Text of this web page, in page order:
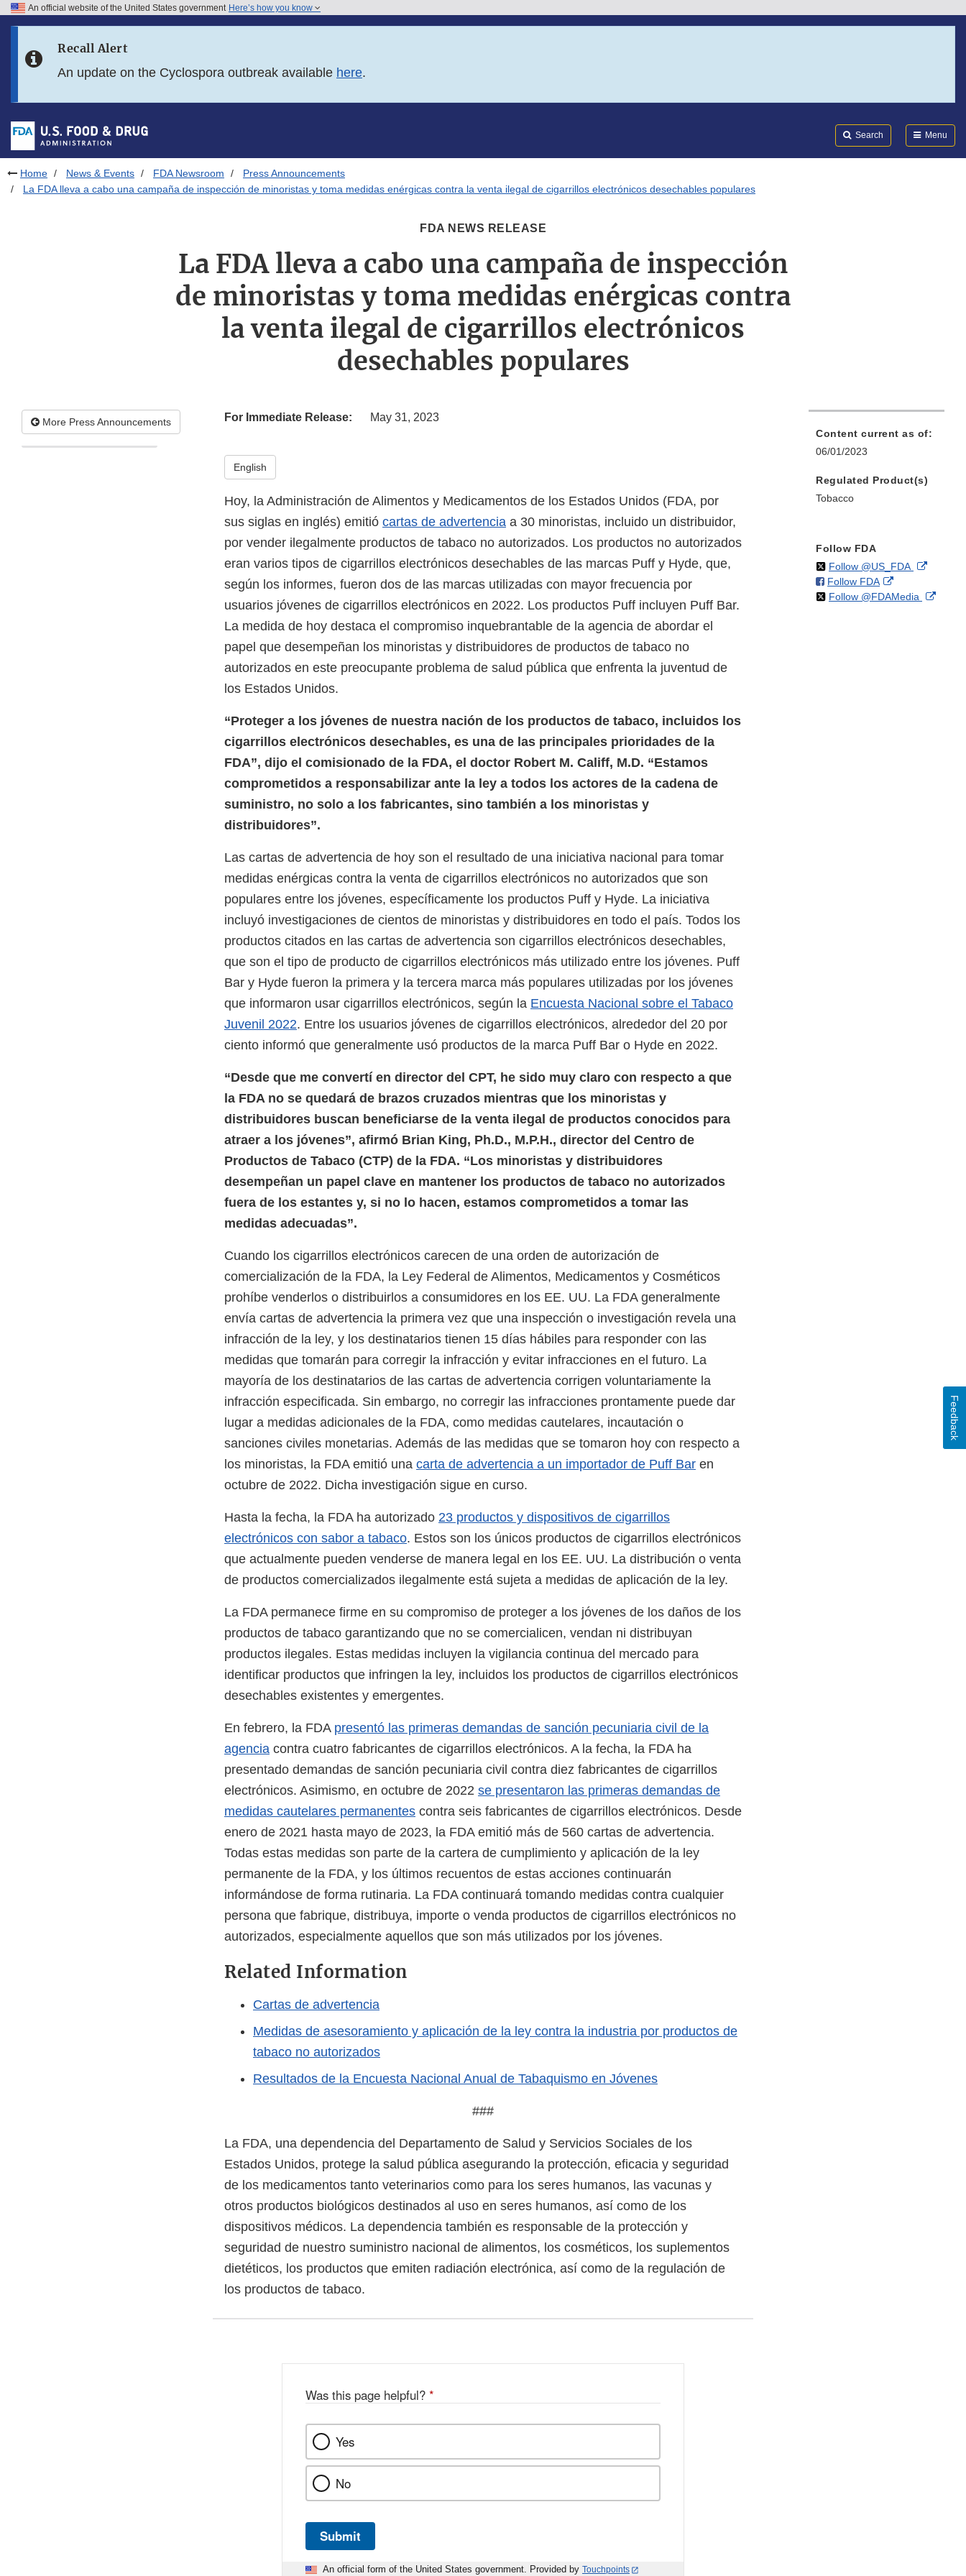
Skip to FDA Search
Skip to footer links
An official website of the United States government Here’s how you know
Recall Alert
An update on the Cyclospora outbreak available here.
Search Menu
Home News & Events FDA Newsroom
Press Announcements
La FDA lleva a cabo una campaña de inspección de minoristas y toma medidas enérgicas contra la venta ilegal de cigarrillos electrónicos desechables populares
FDA NEWS RELEASE
La FDA lleva a cabo una campaña de inspección
de minoristas y toma medidas enérgicas contra
la venta ilegal de cigarrillos electrónicos
desechables populares
More Press Announcements For Immediate Release: May 31, 2023
English
Hoy, la Administración de Alimentos y Medicamentos de los Estados Unidos (FDA, por
sus siglas en inglés) emitió cartas de advertencia a 30 minoristas, incluido un distribuidor,
por vender ilegalmente productos de tabaco no autorizados. Los productos no autorizados
eran varios tipos de cigarrillos electrónicos desechables de las marcas Puff y Hyde, que,
según los informes, fueron dos de las marcas utilizadas con mayor frecuencia por
usuarios jóvenes de cigarrillos electrónicos en 2022. Los productos Puff incluyen Puff Bar.
La medida de hoy destaca el compromiso inquebrantable de la agencia de abordar el
papel que desempeñan los minoristas y distribuidores de productos de tabaco no
autorizados en este preocupante problema de salud pública que enfrenta la juventud de
los Estados Unidos.
“Proteger a los jóvenes de nuestra nación de los productos de tabaco, incluidos los
cigarrillos electrónicos desechables, es una de las principales prioridades de la
FDA”, dijo el comisionado de la FDA, el doctor Robert M. Califf, M.D. “Estamos
comprometidos a responsabilizar ante la ley a todos los actores de la cadena de
suministro, no solo a los fabricantes, sino también a los minoristas y
distribuidores”.
Las cartas de advertencia de hoy son el resultado de una iniciativa nacional para tomar
medidas enérgicas contra la venta de cigarrillos electrónicos no autorizados que son
populares entre los jóvenes, específicamente los productos Puff y Hyde. La iniciativa
incluyó investigaciones de cientos de minoristas y distribuidores en todo el país. Todos los
productos citados en las cartas de advertencia son cigarrillos electrónicos desechables,
que son el tipo de producto de cigarrillos electrónicos más utilizado entre los jóvenes. Puff
Bar y Hyde fueron la primera y la tercera marca más populares utilizadas por los jóvenes
que informaron usar cigarrillos electrónicos, según la Encuesta Nacional sobre el Tabaco
Juvenil 2022. Entre los usuarios jóvenes de cigarrillos electrónicos, alrededor del 20 por
ciento informó que generalmente usó productos de la marca Puff Bar o Hyde en 2022.
“Desde que me convertí en director del CPT, he sido muy claro con respecto a que
la FDA no se quedará de brazos cruzados mientras que los minoristas y
distribuidores buscan beneficiarse de la venta ilegal de productos conocidos para
atraer a los jóvenes”, afirmó Brian King, Ph.D., M.P.H., director del Centro de
Productos de Tabaco (CTP) de la FDA. “Los minoristas y distribuidores
desempeñan un papel clave en mantener los productos de tabaco no autorizados
fuera de los estantes y, si no lo hacen, estamos comprometidos a tomar las
medidas adecuadas”.
Cuando los cigarrillos electrónicos carecen de una orden de autorización de
comercialización de la FDA, la Ley Federal de Alimentos, Medicamentos y Cosméticos
prohíbe venderlos o distribuirlos a consumidores en los EE. UU. La FDA generalmente
envía cartas de advertencia la primera vez que una inspección o investigación revela una
infracción de la ley, y los destinatarios tienen 15 días hábiles para responder con las
medidas que tomarán para corregir la infracción y evitar infracciones en el futuro. La
mayoría de los destinatarios de las cartas de advertencia corrigen voluntariamente la
infracción especificada. Sin embargo, no corregir las infracciones prontamente puede dar
lugar a medidas adicionales de la FDA, como medidas cautelares, incautación o
sanciones civiles monetarias. Además de las medidas que se tomaron hoy con respecto a
los minoristas, la FDA emitió una carta de advertencia a un importador de Puff Bar en
octubre de 2022. Dicha investigación sigue en curso.
Hasta la fecha, la FDA ha autorizado 23 productos y dispositivos de cigarrillos
electrónicos con sabor a tabaco. Estos son los únicos productos de cigarrillos electrónicos
que actualmente pueden venderse de manera legal en los EE. UU. La distribución o venta
de productos comercializados ilegalmente está sujeta a medidas de aplicación de la ley.
La FDA permanece firme en su compromiso de proteger a los jóvenes de los daños de los
productos de tabaco garantizando que no se comercialicen, vendan ni distribuyan
productos ilegales. Estas medidas incluyen la vigilancia continua del mercado para
identificar productos que infringen la ley, incluidos los productos de cigarrillos electrónicos
desechables existentes y emergentes.
En febrero, la FDA presentó las primeras demandas de sanción pecuniaria civil de la
agencia contra cuatro fabricantes de cigarrillos electrónicos. A la fecha, la FDA ha
presentado demandas de sanción pecuniaria civil contra diez fabricantes de cigarrillos
electrónicos. Asimismo, en octubre de 2022 se presentaron las primeras demandas de
medidas cautelares permanentes contra seis fabricantes de cigarrillos electrónicos. Desde
enero de 2021 hasta mayo de 2023, la FDA emitió más de 560 cartas de advertencia.
Todas estas medidas son parte de la cartera de cumplimiento y aplicación de la ley
permanente de la FDA, y los últimos recuentos de estas acciones continuarán
informándose de forma rutinaria. La FDA continuará tomando medidas contra cualquier
persona que fabrique, distribuya, importe o venda productos de cigarrillos electrónicos no
autorizados, especialmente aquellos que son más utilizados por los jóvenes.
Related Information
Cartas de advertencia
Medidas de asesoramiento y aplicación de la ley contra la industria por productos de
tabaco no autorizados
Resultados de la Encuesta Nacional Anual de Tabaquismo en Jóvenes
###
La FDA, una dependencia del Departamento de Salud y Servicios Sociales de los
Estados Unidos, protege la salud pública asegurando la protección, eficacia y seguridad
de los medicamentos tanto veterinarios como para los seres humanos, las vacunas y
otros productos biológicos destinados al uso en seres humanos, así como de los
dispositivos médicos. La dependencia también es responsable de la protección y
seguridad de nuestro suministro nacional de alimentos, los cosméticos, los suplementos
dietéticos, los productos que emiten radiación electrónica, así como de la regulación de
los productos de tabaco.
Content current as of:
06/01/2023
Regulated Product(s)
Tobacco
Follow FDA
Follow @US_FDAon External
Follow FDAon
Facebook
External
Link
Follow @FDAMedia on
Was this page helpful? *
Yes
No
Submit
An official form of the United States government. Provided by Touchpoints
Feedback